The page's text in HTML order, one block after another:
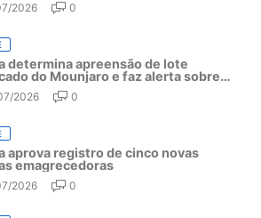
2026 0
determina apreensão de lote
do Mounjaro e faz alerta sobre
medicamento
2026 0
aprova registro de cinco novas
emagrecedoras
2026 0